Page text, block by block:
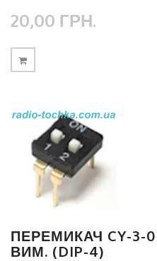
20,00 ГРН.
ПЕРЕМИКАЧ CY-3-
ВИМ. (DIP-4)